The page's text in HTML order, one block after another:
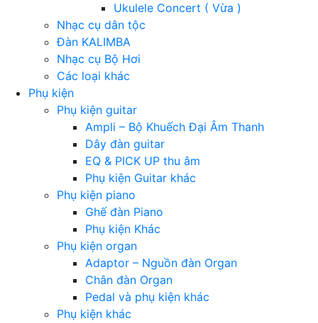
Ukulele Concert ( Vừa )
Nhạc cụ dân tộc
Đàn KALIMBA
Nhạc cụ Bộ Hơi
Các loại khác
Phụ kiện
Phụ kiện guitar
Ampli – Bộ Khuếch Đại Âm Thanh
Dây đàn guitar
EQ & PICK UP thu âm
Phụ kiện Guitar khác
Phụ kiện piano
Ghế đàn Piano
Phụ kiện Khác
Phụ kiện organ
Adaptor – Nguồn đàn Organ
Chân đàn Organ
Pedal và phụ kiện khác
Phụ kiện khác